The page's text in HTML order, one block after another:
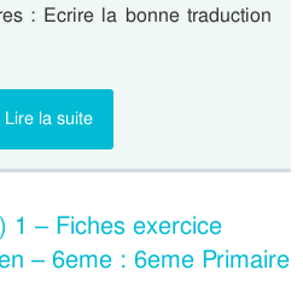
: Ecrire la bonne traduction
Lire la suite
1 – Fiches exercice
– 6eme : 6eme Primaire